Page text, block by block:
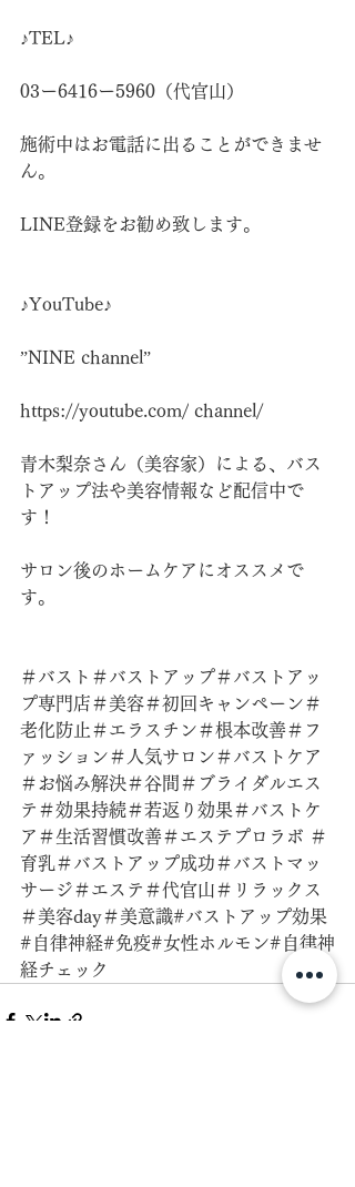
♪TEL♪
03ー6416ー5960（代官山）
施術中はお電話に出ることができませ
ん。
LINE登録をお勧め致します。
♪YouTube♪
”NINE channel”
https://youtube.com/ channel/
青木梨奈さん（美容家）による、バス
トアップ法や美容情報など配信中で
す！
サロン後のホームケアにオススメで
す。
＃バスト＃バストアップ＃バストアッ
プ専門店＃美容＃初回キャンペーン＃
老化防止＃エラスチン＃根本改善＃フ
ァッション＃人気サロン＃バストケア
＃お悩み解決＃谷間＃ブライダルエス
テ＃効果持続＃若返り効果＃バストケ
ア＃生活習慣改善＃エステプロラボ ＃
育乳＃バストアップ成功＃バストマッ
サージ＃エステ＃代官山＃リラックス
＃美容day＃美意識#バストアップ効果
#自律神経#免疫#女性ホルモン#自律神
経チェック